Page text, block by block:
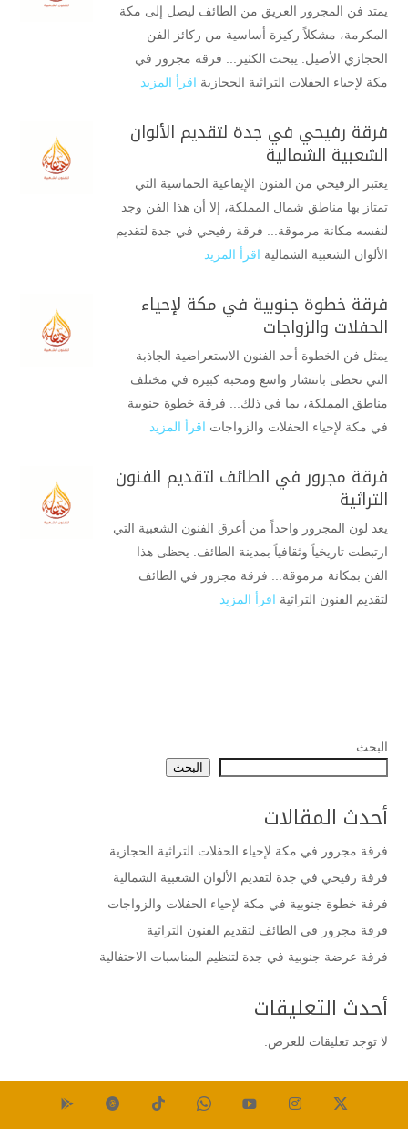
يمتد فن المجرور العريق من الطائف ليصل إلى مكة
المكرمة، مشكلاً ركيزة أساسية من ركائز الفن
الحجازي الأصيل. يبحث الكثير... فرقة مجرور في
مكة لإحياء الحفلات التراثية الحجازية اقرأ المزيد
فرقة رفيحي في جدة لتقديم الألوان
الشعبية الشمالية
يعتبر الرفيحي من الفنون الإيقاعية الحماسية التي
تمتاز بها مناطق شمال المملكة، إلا أن هذا الفن وجد
لنفسه مكانة مرموقة... فرقة رفيحي في جدة لتقديم
الألوان الشعبية الشمالية اقرأ المزيد
فرقة خطوة جنوبية في مكة لإحياء
الحفلات والزواجات
يمثل فن الخطوة أحد الفنون الاستعراضية الجاذبة
التي تحظى بانتشار واسع ومحبة كبيرة في مختلف
مناطق المملكة، بما في ذلك... فرقة خطوة جنوبية
في مكة لإحياء الحفلات والزواجات اقرأ المزيد
فرقة مجرور في الطائف لتقديم الفنون
التراثية
يعد لون المجرور واحداً من أعرق الفنون الشعبية التي
ارتبطت تاريخياً وثقافياً بمدينة الطائف. يحظى هذا
الفن بمكانة مرموقة... فرقة مجرور في الطائف
لتقديم الفنون التراثية اقرأ المزيد
البحث
البحث
أحدث المقالات
فرقة مجرور في مكة لإحياء الحفلات التراثية الحجازية
فرقة رفيحي في جدة لتقديم الألوان الشعبية الشمالية
فرقة خطوة جنوبية في مكة لإحياء الحفلات والزواجات
فرقة مجرور في الطائف لتقديم الفنون التراثية
فرقة عرضة جنوبية في جدة لتنظيم المناسبات الاحتفالية
أحدث التعليقات
لا توجد تعليقات للعرض.